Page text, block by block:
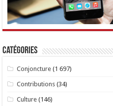
Catégories
Conjoncture (1 697)
Contributions (34)
Culture (146)